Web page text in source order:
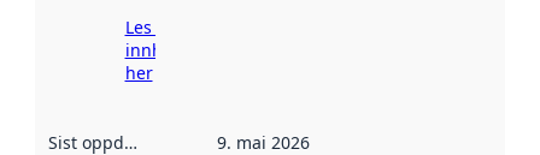
Les meir om
innhenting
her
Sist oppdatert 9. mai 2026